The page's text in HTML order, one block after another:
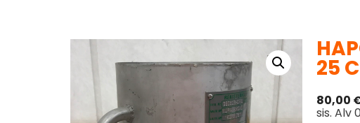
25
80,00
sis. Alv